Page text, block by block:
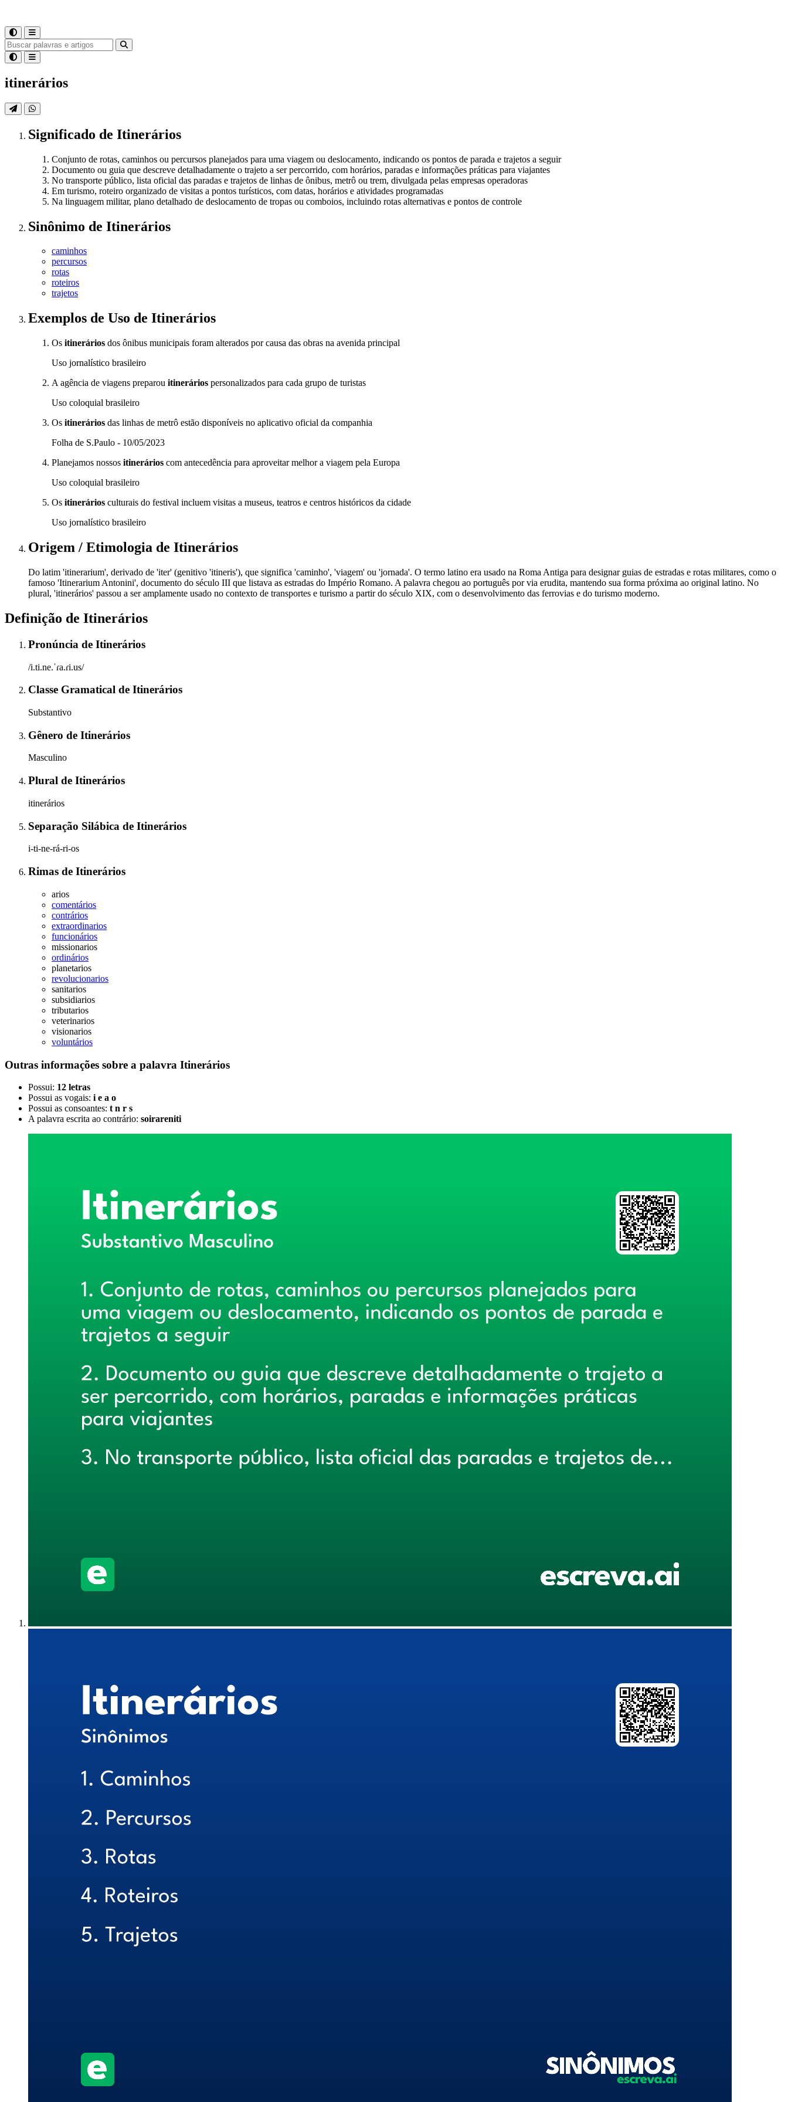
itinerários
Significado de Itinerários
Conjunto de rotas, caminhos ou percursos planejados para uma viagem ou deslocamento, indicando os pontos de parada e trajetos a seguir
Documento ou guia que descreve detalhadamente o trajeto a ser percorrido, com horários, paradas e informações práticas para viajantes
No transporte público, lista oficial das paradas e trajetos de linhas de ônibus, metrô ou trem, divulgada pelas empresas operadoras
Em turismo, roteiro organizado de visitas a pontos turísticos, com datas, horários e atividades programadas
Na linguagem militar, plano detalhado de deslocamento de tropas ou comboios, incluindo rotas alternativas e pontos de controle
Sinônimo de Itinerários
caminhos
percursos
rotas
roteiros
trajetos
Exemplos de Uso de Itinerários
Os itinerários dos ônibus municipais foram alterados por causa das obras na avenida principal
Uso jornalístico brasileiro
A agência de viagens preparou itinerários personalizados para cada grupo de turistas
Uso coloquial brasileiro
Os itinerários das linhas de metrô estão disponíveis no aplicativo oficial da companhia
Folha de S.Paulo - 10/05/2023
Planejamos nossos itinerários com antecedência para aproveitar melhor a viagem pela Europa
Uso coloquial brasileiro
Os itinerários culturais do festival incluem visitas a museus, teatros e centros históricos da cidade
Uso jornalístico brasileiro
Origem / Etimologia de Itinerários
Do latim 'itinerarium', derivado de 'iter' (genitivo 'itineris'), que significa 'caminho', 'viagem' ou 'jornada'. O termo latino era usado na Roma Antiga para designar guias de estradas e rotas militares, como o
famoso 'Itinerarium Antonini', documento do século III que listava as estradas do Império Romano. A palavra chegou ao português por via erudita, mantendo sua forma próxima ao original latino. No
plural, 'itinerários' passou a ser amplamente usado no contexto de transportes e turismo a partir do século XIX, com o desenvolvimento das ferrovias e do turismo moderno.
Definição de Itinerários
Pronúncia de Itinerários
/i.ti.ne.ˈɾa.ɾi.us/
Classe Gramatical de Itinerários
Substantivo
Gênero de Itinerários
Masculino
Plural de Itinerários
itinerários
Separação Silábica de Itinerários
i-ti-ne-rá-ri-os
Rimas de Itinerários
arios
comentários
contrários
extraordinarios
funcionários
missionarios
ordinários
planetarios
revolucionarios
sanitarios
subsidiarios
tributarios
veterinarios
visionarios
voluntários
Outras informações sobre a palavra Itinerários
Possui: 12 letras
Possui as vogais: i e a o
Possui as consoantes: t n r s
A palavra escrita ao contrário: soirareniti